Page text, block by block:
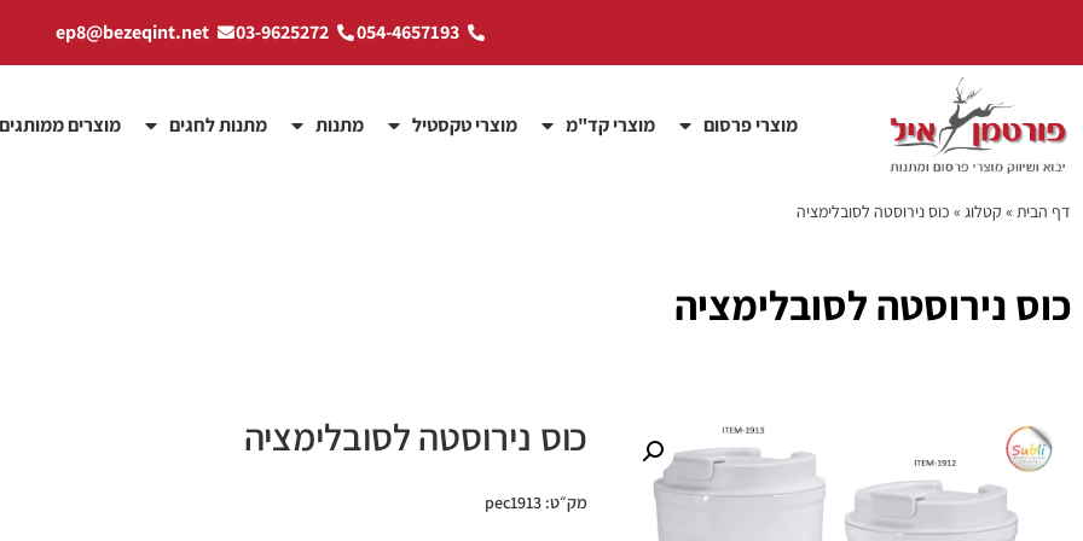
054-4657193
03-9625272
ep8@bezeqint.net
מוצרי פרסום מוצרי קד"מ מוצרי טקסטיל מתנות מתנות לחגים מוצרים ממותגים
דף הבית » קטלוג » כוס נירוסטה לסובלימציה
כוס נירוסטה לסובלימציה
כוס נירוסטה לסובלימציה
מק״ט: pec1913